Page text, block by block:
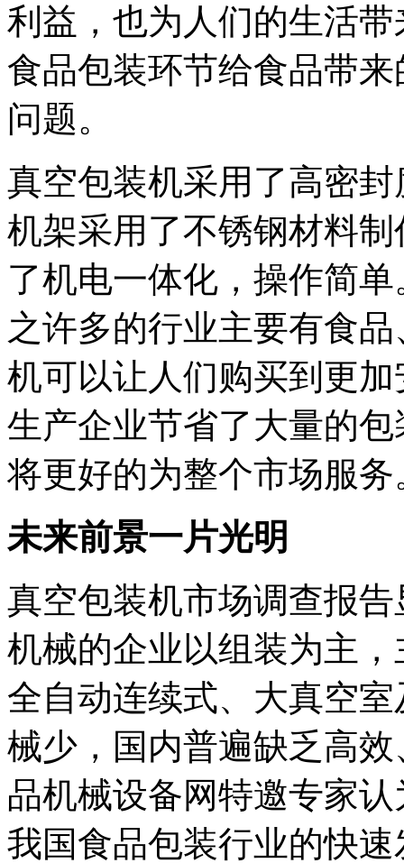
利益，也为人们的生活
食品包装环节给食品带
问题。
真空包装机采用了高密
机架采用了不锈钢材料
了机电一体化，操作简
之许多的行业主要有食
机可以让人们购买到更
生产企业节省了大量的
将更好的为整个市场服务
未来前景一片光明
真空包装机市场调查报
机械的企业以组装为主
全自动连续式、大真空
械少，国内普遍缺乏高
品机械设备网特邀专家
我国食品包装行业的快